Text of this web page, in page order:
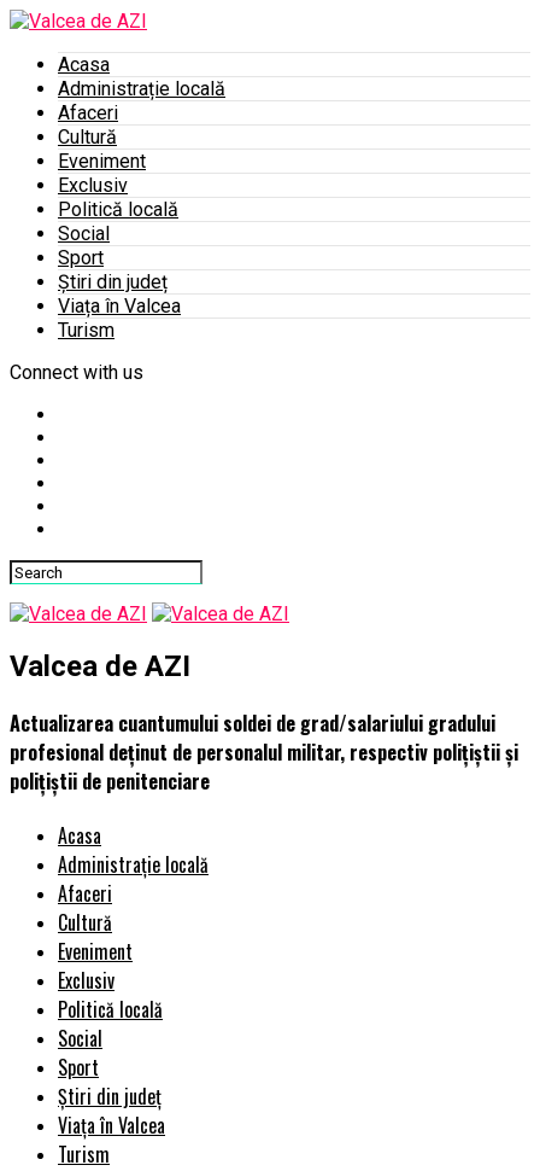
Acasa
Administrație locală
Afaceri
Cultură
Eveniment
Exclusiv
Politică locală
Social
Sport
Știri din județ
Viața în Valcea
Turism
Connect with us
Valcea de AZI
Actualizarea cuantumului soldei de grad/salariului gradului
profesional deținut de personalul militar, respectiv polițiștii și
polițiștii de penitenciare
Acasa
Administrație locală
Afaceri
Cultură
Eveniment
Exclusiv
Politică locală
Social
Sport
Știri din județ
Viața în Valcea
Turism